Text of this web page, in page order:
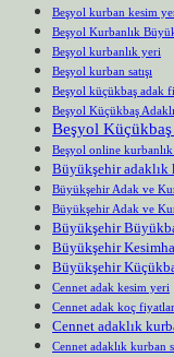
Beşyol kurban kesim
Beşyol Kurbanlık
Beşyol kurbanlık yeri
Beşyol kurban satışı
Beşyol küçükbaş adak
Beşyol Küçükbaş
Beşyol
Beşyol online kurbanlık
Büyükşehir adaklık
Büyükşehir Adak ve
Büyükşehir Adak ve
Büyükşehir
Büyükşehir
Büyükşehir
Cennet adak kesim yeri
Cennet adak koç
Cennet adaklık
Cennet adaklık kurban